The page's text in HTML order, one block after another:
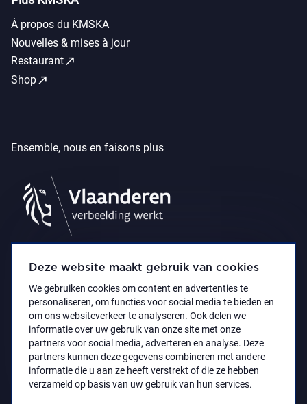
Deze website maakt gebruik van cookies
We gebruiken cookies om content en advertenties te
personaliseren, om functies voor social media te bieden en
om ons websiteverkeer te analyseren. Ook delen we
informatie over uw gebruik van onze site met onze
partners voor social media, adverteren en analyse. Deze
partners kunnen deze gegevens combineren met andere
informatie die u aan ze heeft verstrekt of die ze hebben
verzameld op basis van uw gebruik van hun services.
À propos du KMSKA
Nouvelles & mises à jour
Restaurantcall_made
Shopcall_made
Ensemble, nous en faisons plus
Déclaration d’accessibilitéPrivacy policy
© 2021 Koninklijk Museum voor Schone Kunsten